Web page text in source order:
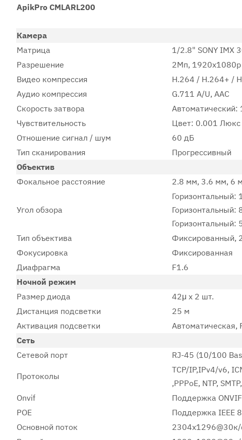
ApikPro CMLARL200
Камера
Матрица
1/2.8" SONY IMX
Разрешение
2Мп, 1920x1080p
Видео компрессия
H.264 / H.264+ /
Аудио компрессия
G.711 A/U, AAC
Скорость затвора
Чувствительность
Цвет: 0.001 Люкс
Отношение сигнал / шум
60 дБ
Тип сканирования
Прогрессивный
Объектив
Фокальное расстояние
2.8 мм, 3.6 мм, 6
Угол обзора
Горизонтальный:
Горизонтальный:
Горизонтальный:
Тип объектива
Фиксированный,
Фокусировка
Фиксированная
Диафрагма
F1.6
Ночной режим
Размер диода
42μ x 2 шт.
Дистанция подсветки
25 м
Активация подсветки
Автоматическая,
Сеть
Сетевой порт
RJ-45 (10/100
Протоколы
TCP/IP,IPv4/v6,
,PPPoE, NTP,
Onvif
Поддержка
POE
Поддержка IEEE
Основной поток